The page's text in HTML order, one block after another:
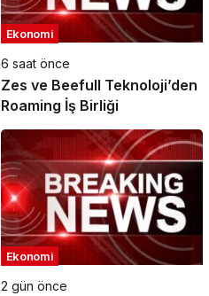
Ekonomi
6 saat önce
Zes ve Beefull Teknoloji’den
Roaming İş Birliği
Ekonomi
2 gün önce